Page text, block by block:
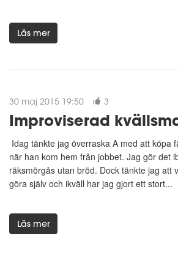
Läs mer
30 maj 2015 19:50 3
Improviserad
Idag tänkte jag överraska A med att köpa
när han kom hem från jobbet. Jag gör det
räksmörgås utan bröd. Dock tänkte jag att
göra själv och ikväll har jag gjort ett stort...
Läs mer